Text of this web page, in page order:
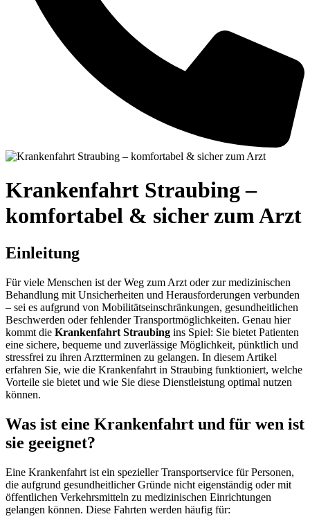
Krankenfahrt Straubing –
komfortabel & sicher zum Arzt
Einleitung
Für viele Menschen ist der Weg zum Arzt oder zur medizinischen
Behandlung mit Unsicherheiten und Herausforderungen verbunden
– sei es aufgrund von Mobilitätseinschränkungen, gesundheitlichen
Beschwerden oder fehlender Transportmöglichkeiten. Genau hier
kommt die Krankenfahrt Straubing ins Spiel: Sie bietet Patienten
eine sichere, bequeme und zuverlässige Möglichkeit, pünktlich und
stressfrei zu ihren Arztterminen zu gelangen. In diesem Artikel
erfahren Sie, wie die Krankenfahrt in Straubing funktioniert, welche
Vorteile sie bietet und wie Sie diese Dienstleistung optimal nutzen
können.
Was ist eine Krankenfahrt und für wen ist
sie geeignet?
Eine Krankenfahrt ist ein spezieller Transportservice für Personen,
die aufgrund gesundheitlicher Gründe nicht eigenständig oder mit
öffentlichen Verkehrsmitteln zu medizinischen Einrichtungen
gelangen können. Diese Fahrten werden häufig für: